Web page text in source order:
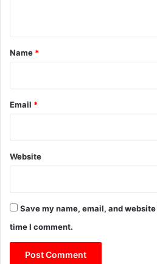
*
Name *
Email *
Website
Save my name, email, and
time I comment.